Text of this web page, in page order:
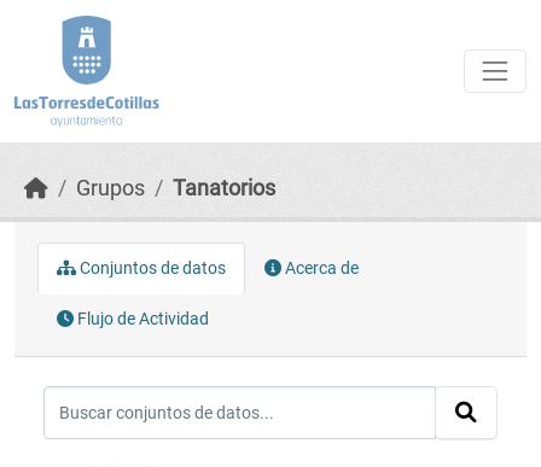
Grupos Tanatorios
Conjuntos de datos Acerca de
Flujo de Actividad